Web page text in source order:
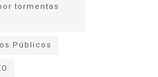
tormentas
Públicos